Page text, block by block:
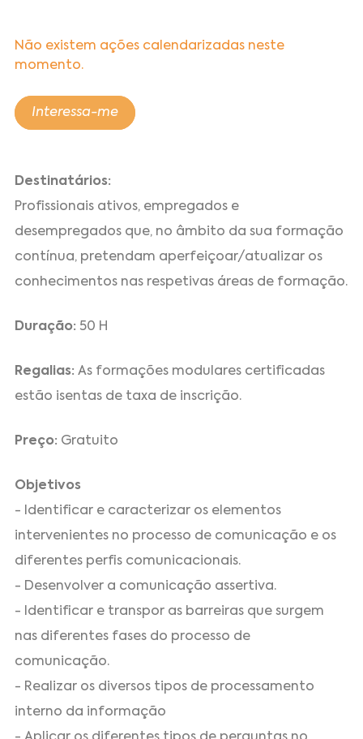
Não existem ações calendarizadas neste
momento.
Interessa-me
Destinatários:
Profissionais ativos, empregados e
desempregados que, no âmbito da sua formação
contínua, pretendam aperfeiçoar/atualizar os
conhecimentos nas respetivas áreas de formação.
Duração: 50 H
Regalias: As formações modulares certificadas
estão isentas de taxa de inscrição.
Preço: Gratuito
Objetivos
- Identificar e caracterizar os elementos
intervenientes no processo de comunicação e os
diferentes perfis comunicacionais.
- Desenvolver a comunicação assertiva.
- Identificar e transpor as barreiras que surgem
nas diferentes fases do processo de
comunicação.
- Realizar os diversos tipos de processamento
interno da informação